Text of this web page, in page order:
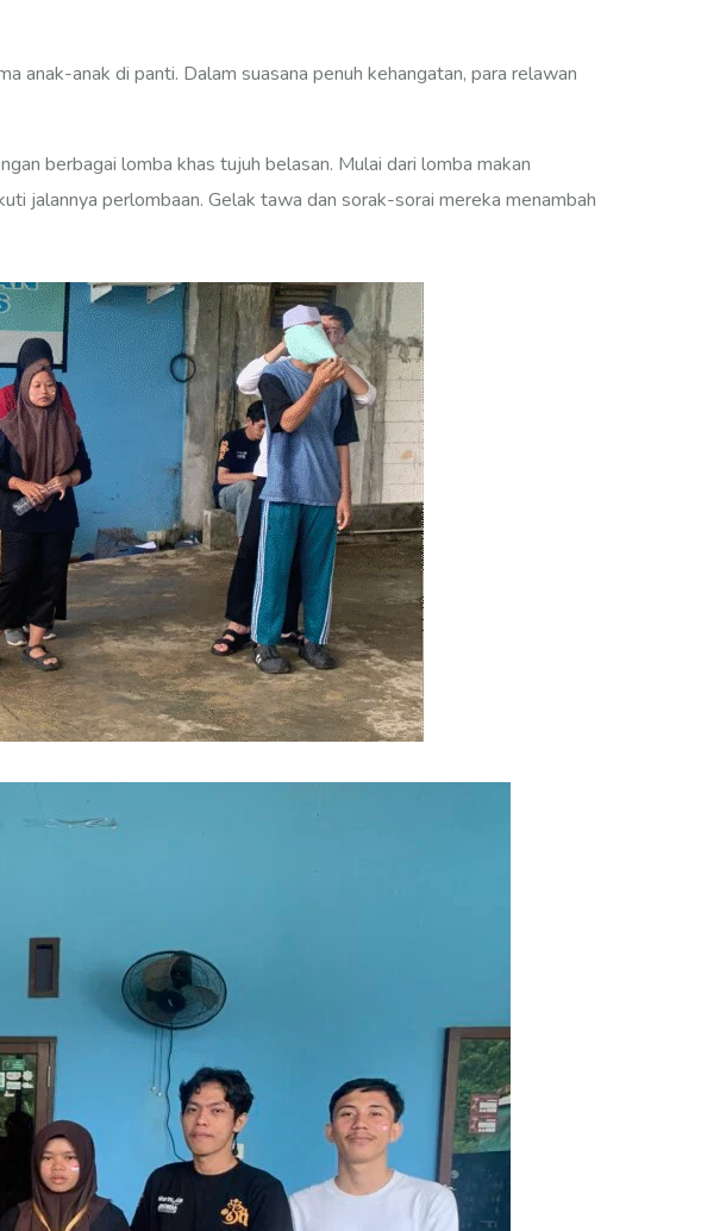
anak-anak di panti. Dalam suasana penuh kehangatan, para relawan
berbagai lomba khas tujuh belasan. Mulai dari lomba makan
jalannya perlombaan. Gelak tawa dan sorak-sorai mereka menambah